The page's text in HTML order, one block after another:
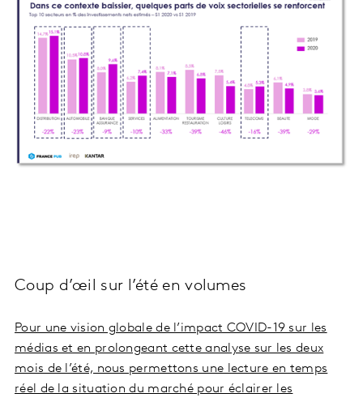
Coup d’œil sur l’été en volumes
Pour une vision globale de l’impact COVID-19 sur les
médias et en prolongeant cette analyse sur les deux
mois de l’été, nous permettons une lecture en temps
réel de la situation du marché pour éclairer les